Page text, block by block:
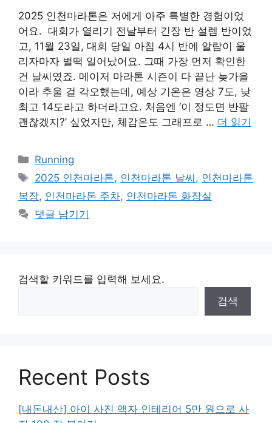
2025 인천마라톤은 저에게 아주 특별한 경험이었
어요. 대회가 열리기 전날부터 긴장 반 설렘 반이었
고, 11월 23일, 대회 당일 아침 4시 반에 알람이 울
리자마자 벌떡 일어났어요. 그때 가장 먼저 확인한
건 날씨였죠. 메이저 마라톤 시즌이 다 끝난 늦가을
이라 추울 걸 각오했는데, 예상 기온은 영상 7도, 낮
최고 14도라고 하더라고요. 처음엔 ‘이 정도면 반팔
괜찮겠지?’ 싶었지만, 체감온도 그래프로 … 더 읽기
카
테
리
Running
태
그
2025 인천마라톤, 인천마라톤 날씨 , 인천마라톤
복장, 인천마라톤 주차, 인천마라톤 화장실
댓글 남기기
검색할 키워드를 입력해 보세요.
검색
Recent Posts
[내돈내산] 아이 사진 액자 인테리어 5만 원으로 사